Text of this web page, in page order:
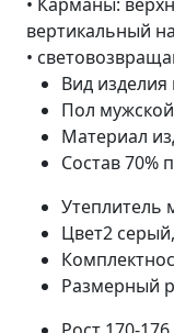
вертикальный
•
Вид изделия
Пол мужской
Материал
Состав70%
Утеплитель
Цвет2
Размерный